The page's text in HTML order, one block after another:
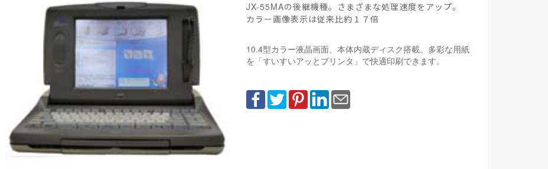
JX-55MAの後継機種。さまざまな処理速度をアップ。
カラー画像表示は従来比約１７倍
10.4型カラー液晶画面、本体内蔵ディスク搭載。多彩な用紙
を「すいすいアッとプリンタ」で快適印刷できます。